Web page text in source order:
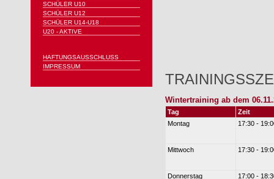
SCHÜLER U10
SCHÜLER U12
SCHÜLER U14-U18
U20 - AKTIVE
HAFTUNGSAUSSCHLUSS
IMPRESSUM
Wintertraining ab dem
Tag
Zeit
Montag
17:30 -
Mittwoch 17:30 -
Donnerstag 17:00 -